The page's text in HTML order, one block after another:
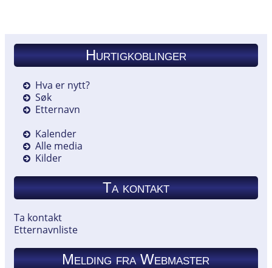
Hurtigkoblinger
Hva er nytt?
Søk
Etternavn
Kalender
Alle media
Kilder
Ta kontakt
Ta kontakt
Etternavnliste
Melding fra Webmaster